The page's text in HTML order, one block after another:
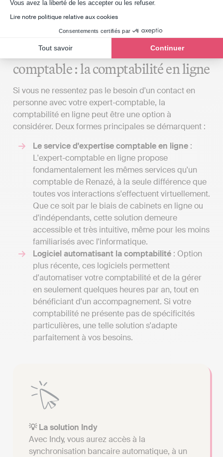
Vous avez la liberté de les accepter ou les refuser.
Lire notre politique relative aux cookies
Consentements certifiés par
Tout savoir Continuer
de chercher un cabinet comptable dans une
autre ville, même s'il n'est pas situé dans les
environs de Renazé.
L'alternative d'un cabinet
comptable : la comptabilité en ligne
Si vous ne ressentez pas le besoin d'un contact en
personne avec votre expert-comptable, la
comptabilité en ligne peut être une option à
considérer. Deux formes principales se démarquent :
Le service d'expertise comptable en ligne :
L'expert-comptable en ligne propose
fondamentalement les mêmes services qu'un
comptable de Renazé, à la seule différence que
toutes vos interactions s'effectuent virtuellement.
Que ce soit par le biais de cabinets en ligne ou
d'indépendants, cette solution demeure
accessible et très intuitive, même pour les moins
familiarisés avec l'informatique.
Logiciel automatisant la comptabilité : Option
plus récente, ces logiciels permettent
d'automatiser votre comptabilité et de la gérer
en seulement quelques heures par an, tout en
bénéficiant d'un accompagnement. Si votre
comptabilité ne présente pas de spécificités
particulières, une telle solution s'adapte
parfaitement à vos besoins.
💡 La solution Indy
Avec Indy, vous aurez accès à la
synchronisation bancaire automatique, à un